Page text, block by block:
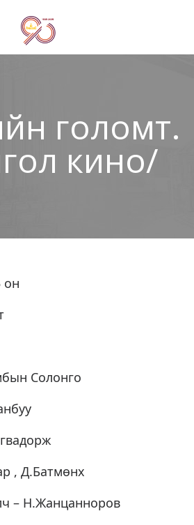
голомт.
кино/
он
Солонго
, Д.Батмөнх
– Н.Жанцанноров